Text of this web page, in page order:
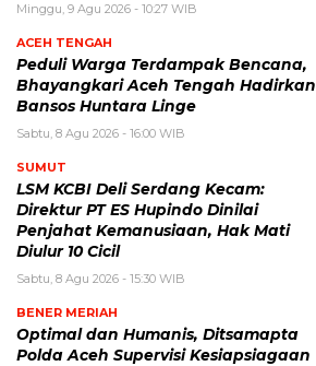
Minggu, 9 Agu 2026 - 10:27 WIB
ACEH TENGAH
Peduli Warga Terdampak Bencana,
Bhayangkari Aceh Tengah Hadirkan
Bansos Huntara Linge
Sabtu, 8 Agu 2026 - 16:00 WIB
SUMUT
LSM KCBI Deli Serdang Kecam:
Direktur PT ES Hupindo Dinilai
Penjahat Kemanusiaan, Hak Mati
Diulur 10 Cicil
Sabtu, 8 Agu 2026 - 15:30 WIB
BENER MERIAH
Optimal dan Humanis, Ditsamapta
Polda Aceh Supervisi Kesiapsiagaan